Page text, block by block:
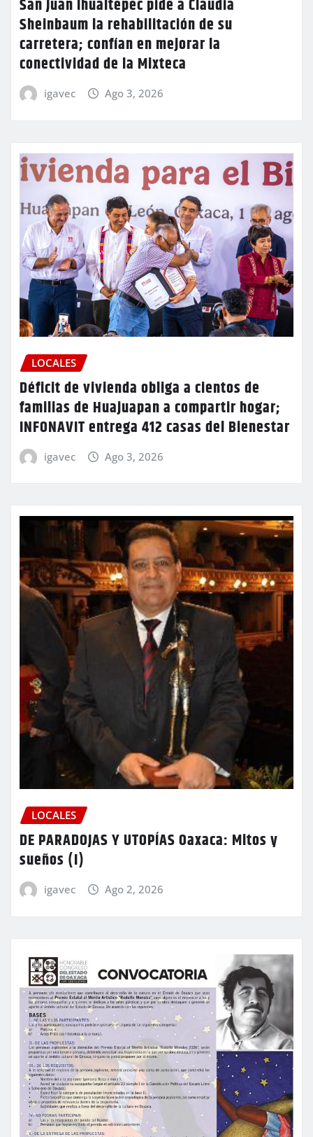
San Juan Ihualtepec pide a Claudia
Sheinbaum la rehabilitación de su
carretera; confían en mejorar la
conectividad de la Mixteca
igavec Ago 3, 2026
LOCALES
Déficit de vivienda obliga a cientos de
familias de Huajuapan a compartir hogar;
INFONAVIT entrega 412 casas del Bienestar
igavec Ago 3, 2026
LOCALES
DE PARADOJAS Y UTOPÍAS Oaxaca: Mitos y
sueños (I)
igavec Ago 2, 2026